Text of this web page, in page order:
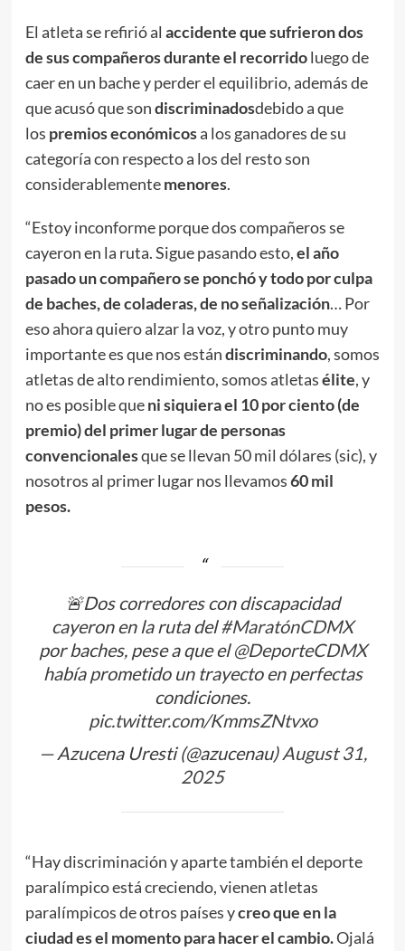
El atleta se refirió al accidente que sufrieron dos
de sus compañeros durante el recorridoluego de
caer en un bache y perder el equilibrio, además de
que acusó que sondiscriminadosdebido a que
los premios económicosa los ganadores de su
categoría con respecto a los del resto son
considerablementemenores.
“Estoy inconforme porque dos compañeros se
cayeron en la ruta. Sigue pasando esto,el año
pasado un compañero se ponchó y todo por culpa
de baches, de coladeras, de no señalización… Por
eso ahora quiero alzar la voz, y otro punto muy
importante es que nos estándiscriminando, somos
atletas de alto rendimiento, somos atletasélite, y
no es posible queni siquiera el 10 por ciento (de
premio) del primer lugar de personas
convencionalesque se llevan 50 mil dólares (sic), y
nosotros al primer lugar nos llevamos60 mil
pesos.
🚨Dos corredores con discapacidad
cayeron en la ruta del#MaratónCDMX
por baches, pese a que el@DeporteCDMX
había prometido un trayecto en perfectas
condiciones.
pic.twitter.com/KmmsZNtvxo
— Azucena Uresti (@azucenau)August 31,
2025
“Hay discriminación y aparte también el deporte
paralímpico está creciendo, vienen atletas
paralímpicos de otros países ycreo que en la
ciudad es el momento para hacer el cambio.Ojalá